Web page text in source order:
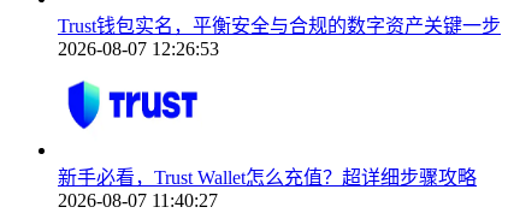
Trust钱包实名，平衡安全与合规的数字资产关键一步
2026-08-07 12:26:53
新手必看，Trust Wallet怎么充值？超详细步骤攻略
2026-08-07 11:40:27